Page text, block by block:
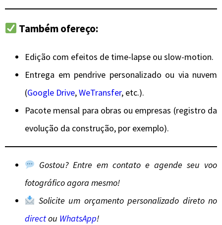
Também ofereço:
Edição com efeitos de time-lapse ou slow-motion.
Entrega em pendrive personalizado ou via nuvem
(Google Drive,WeTransfer, etc.).
Pacote mensal para obras ou empresas (registro da
evolução da construção, por exemplo).
Gostou? Entre em contato e agende seu voo
fotográfico agora mesmo!
Solicite um orçamento personalizado direto no
directou WhatsApp!